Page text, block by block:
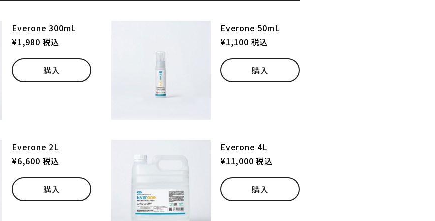
Everone 300mL
¥1,980 税込
購入
Everone 50mL
¥1,100 税込
購入
Everone 2L
¥6,600 税込
購入
Everone 4L
¥11,000 税込
購入